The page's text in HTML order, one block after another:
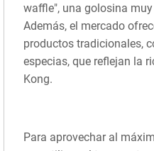
waffle", una golosina
Además, el mercado
productos tradicionales,
especias, que reflejan la
Kong.
Para aprovechar al